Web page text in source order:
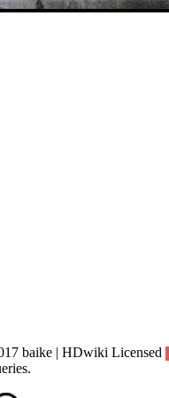
baike | HDwiki Licensed